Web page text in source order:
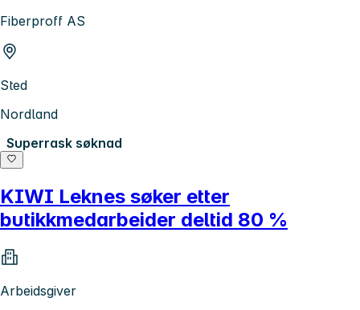
Fiberproff AS
Sted
Nordland
Superrask søknad
KIWI Leknes søker etter
butikkmedarbeider deltid 80 %
Arbeidsgiver